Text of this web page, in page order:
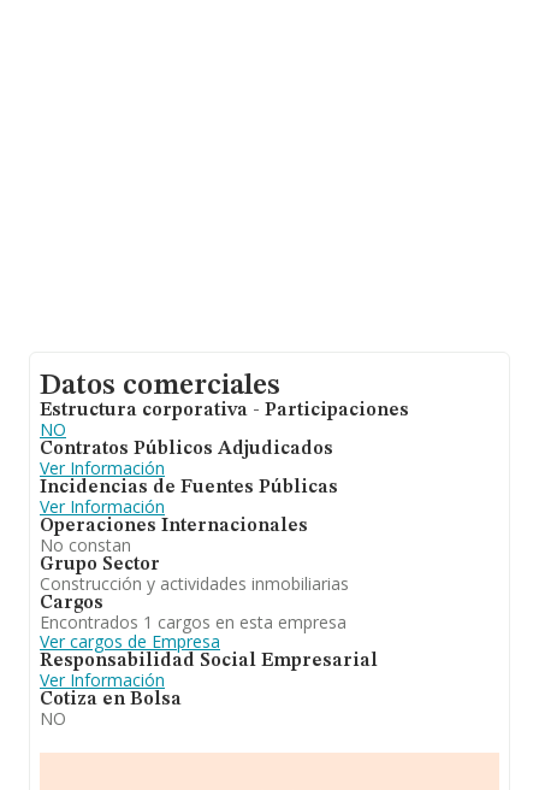
Datos comerciales
Estructura corporativa - Participaciones
NO
Contratos Públicos Adjudicados
Ver Información
Incidencias de Fuentes Públicas
Ver Información
Operaciones Internacionales
No constan
Grupo Sector
Construcción y actividades inmobiliarias
Cargos
Encontrados 1 cargos en esta empresa
Ver cargos de Empresa
Responsabilidad Social Empresarial
Ver Información
Cotiza en Bolsa
NO